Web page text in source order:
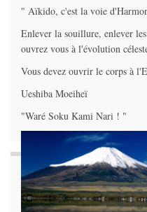
" Aïkido, c'est la voie
Enlever la souillure, enlever
ouvrez vous à l'évolution
Vous devez ouvrir le corps à
Ueshiba Moeiheï
"Waré Soku Kami Nari ! "